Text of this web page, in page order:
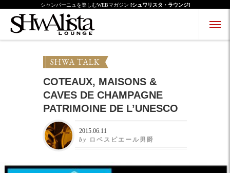
シャンパーニュを楽しむWEBマガジン [シュワリスタ・ラウンジ]
SHWA TALK
COTEAUX, MAISONS &
CAVES DE CHAMPAGNE
PATRIMOINE DE L’UNESCO
2015.06.11
by ロベスピエール男爵